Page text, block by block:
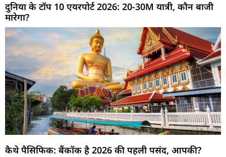
दुनिया के टॉप 10 एयरपोर्ट 2026: 20-30M यात्री, कौन बाजी
मारेगा?
कैथे पैसिफिक: बैंकॉक है 2026 की पहली पसंद, आपकी?